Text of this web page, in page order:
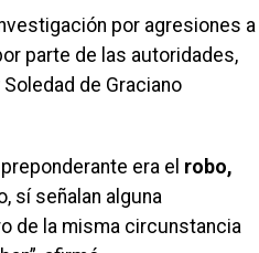
por agresiones a
parte de las autoridades,
de Graciano
era el robo,
sí señalan alguna
de la misma circunstancia